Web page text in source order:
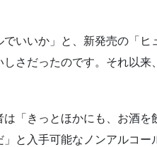
いいか」と、新発売の「ヒ
さだったのです。それ以来
「きっとほかにも、お酒を
と入手可能なノンアルコー